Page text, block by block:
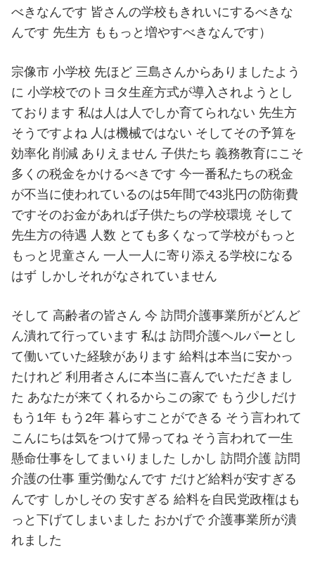
べきなんです 皆さんの学校もきれいにするべきな
んです 先生方 ももっと増やすべきなんです）
宗像市 小学校 先ほど 三島さんからありましたよう
に 小学校でのトヨタ生産方式が導入されようとし
ております 私は人は人でしか育てられない 先生方
そうですよね 人は機械ではない そしてその予算を
効率化 削減 ありえません 子供たち 義務教育にこそ
多くの税金をかけるべきです 今一番私たちの税金
が不当に使われているのは5年間で43兆円の防衛費
ですそのお金があれば子供たちの学校環境 そして
先生方の待遇 人数 とても多くなって学校がもっと
もっと児童さん 一人一人に寄り添える学校になる
はず しかしそれがなされていません
そして 高齢者の皆さん 今 訪問介護事業所がどんど
ん潰れて行っています 私は 訪問介護ヘルパーとし
て働いていた経験があります 給料は本当に安かっ
たけれど 利用者さんに本当に喜んでいただきまし
た あなたが来てくれるからこの家で もう少しだけ
もう1年 もう2年 暮らすことができる そう言われて
こんにちは気をつけて帰ってね そう言われて一生
懸命仕事をしてまいりました しかし 訪問介護 訪問
介護の仕事 重労働なんです だけど給料が安すぎる
んです しかしその 安すぎる 給料を自民党政権はも
っと下げてしまいました おかげで 介護事業所が潰
れました